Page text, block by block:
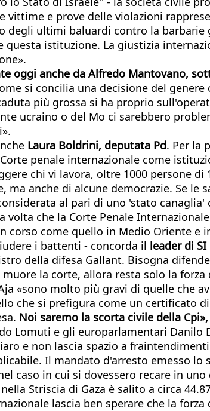
e prove delle violazioni
degli ultimi baluardi contro la
istituzione. La giustizia
oggi anche da Alfredo Mantovano,
si concilia una decisione del
più grossa si ha proprio
ucraino o del Mo ci sarebbero
Laura Boldrini, deputata Pd. Per la
penale internazionale come
chi vi lavora, oltre 1000 persone
anche di alcune democrazie. Se
al pari di uno 'stato
volta che la Corte Penale
come quello in Medio Oriente e
i battenti - concorda il leader di
della difesa Gallant. Bisogna
la corte, allora resta solo la
«sono molto più gravi di quelle che
che si prefigura come un certificato
Noi saremo la scorta civile della
Lomuti e gli europarlamentari Danilo
e non lascia spazio a
Il mandato d'arresto emesso
caso in cui si dovessero recare in
Striscia di Gaza è salito a circa
lascia ben sperare che la